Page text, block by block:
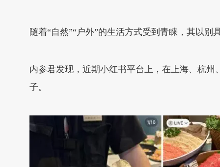
随着“自然”“户外”的生活方式受到青睐，其以别
内参君发现，近期小红书平台上，在上海、杭
子。